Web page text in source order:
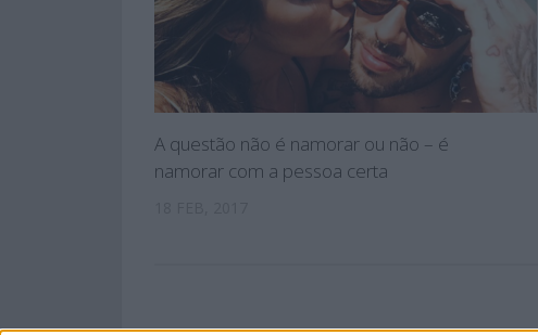
A questão não é namorar ou não – é
namorar com a pessoa certa